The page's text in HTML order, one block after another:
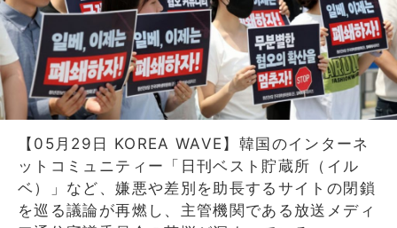
【05月29日 KOREA WAVE】韓国のインターネ
ットコミュニティー「日刊ベスト貯蔵所（イル
ベ）」など、嫌悪や差別を助長するサイトの閉鎖
を巡る議論が再燃し、主管機関である放送メディ